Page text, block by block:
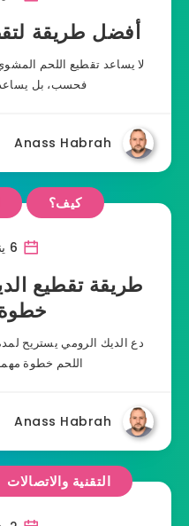
أفضل طريقة
لا يساعد تقطيع اللحم
فحسب، بل يساعد
Anass Habrah
كيف؟
طريقة تقطيع
اللحم خطوة
Anass Habrah
التقنية والاتصالات